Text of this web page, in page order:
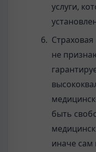
услуги,
не
быть
иначе сам